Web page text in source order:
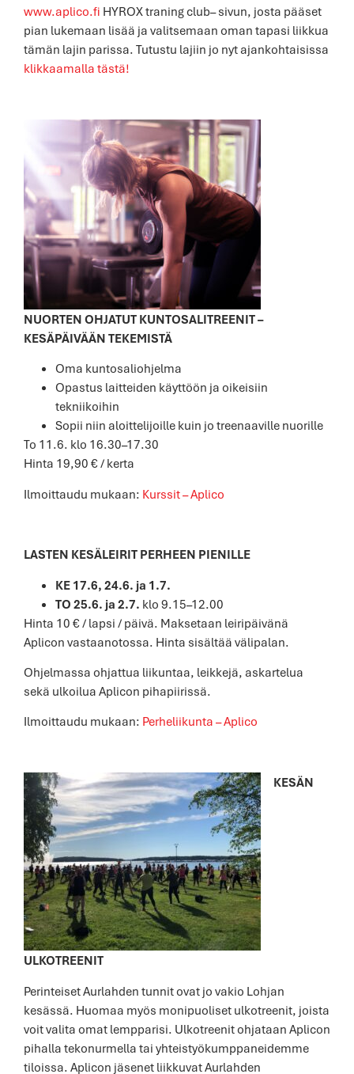
www.aplico.fi HYROX traning club– sivun, josta pääset
pian lukemaan lisää ja valitsemaan oman tapasi liikkua
tämän lajin parissa. Tutustu lajiin jo nyt ajankohtaisissa
klikkaamalla tästä!
NUORTEN OHJATUT KUNTOSALITREENIT –
KESÄPÄIVÄÄN TEKEMISTÄ
Oma kuntosaliohjelma
Opastus laitteiden käyttöön ja oikeisiin
tekniikoihin
Sopii niin aloittelijoille kuin jo treenaaville nuorille
To 11.6. klo 16.30–17.30
Hinta 19,90 € / kerta
Ilmoittaudu mukaan: Kurssit – Aplico
LASTEN KESÄLEIRIT PERHEEN PIENILLE
KE 17.6, 24.6. ja 1.7.
TO 25.6. ja 2.7. klo 9.15–12.00
Hinta 10 € / lapsi / päivä. Maksetaan leiripäivänä
Aplicon vastaanotossa. Hinta sisältää välipalan.
Ohjelmassa ohjattua liikuntaa, leikkejä, askartelua
sekä ulkoilua Aplicon pihapiirissä.
Ilmoittaudu mukaan: Perheliikunta – Aplico
KESÄN
ULKOTREENIT
Perinteiset Aurlahden tunnit ovat jo vakio Lohjan
kesässä. Huomaa myös monipuoliset ulkotreenit, joista
voit valita omat lempparisi. Ulkotreenit ohjataan Aplicon
pihalla tekonurmella tai yhteistyökumppaneidemme
tiloissa. Aplicon jäsenet liikkuvat Aurlahden